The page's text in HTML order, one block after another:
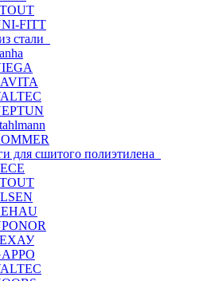
FITT
стали
для сшитого полиэтилена